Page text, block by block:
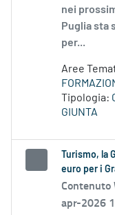
nei
Puglia sta
per...
Aree
Tipologia:
GIUNTA
Turismo, la
euro per i
Contenuto
apr-2026